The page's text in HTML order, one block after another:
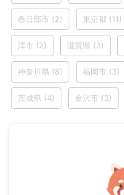
春日部市 (2) 東京都 (11)
津市 (2) 滋賀県 (3)
神奈川県 (8) 福岡市 (3)
茨城県 (4) 金沢市 (3)